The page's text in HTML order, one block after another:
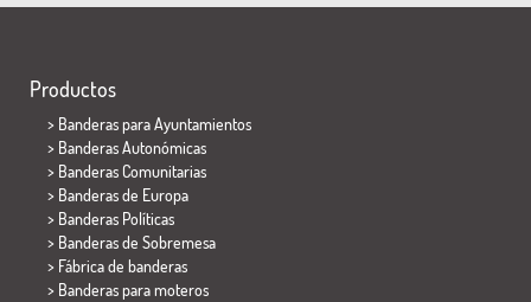
Productos
> Banderas para Ayuntamientos
> Banderas Autonómicas
> Banderas Comunitarias
> Banderas de Europa
> Banderas Políticas
> Banderas de Sobremesa
> Fábrica de banderas
> Banderas para moteros